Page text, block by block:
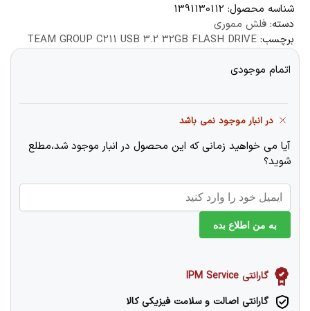
شناسه محصول: 1391130112
دسته: فلش مموری
برچسب: TEAM GROUP C211 USB 3.2 32GB FLASH DRIVE
اتمام موجودی
در انبار موجود نمی باشد
آیا می خواهید زمانی که این محصول در انبار موجود شد،مطلع
شوید؟
به من اطلاع بده
گارانتی IPM Service
گارانتی اصالت و سلامت فیزیکی کالا